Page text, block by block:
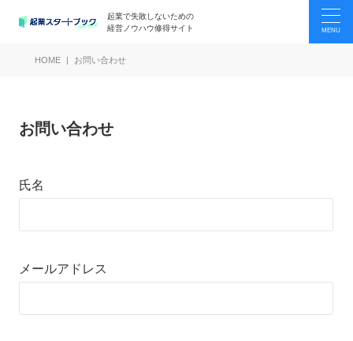
起業で失敗しないための
経営ノウハウ修得サイト
HOME お問い合わせ
お問い合わせ
氏名
メールアドレス